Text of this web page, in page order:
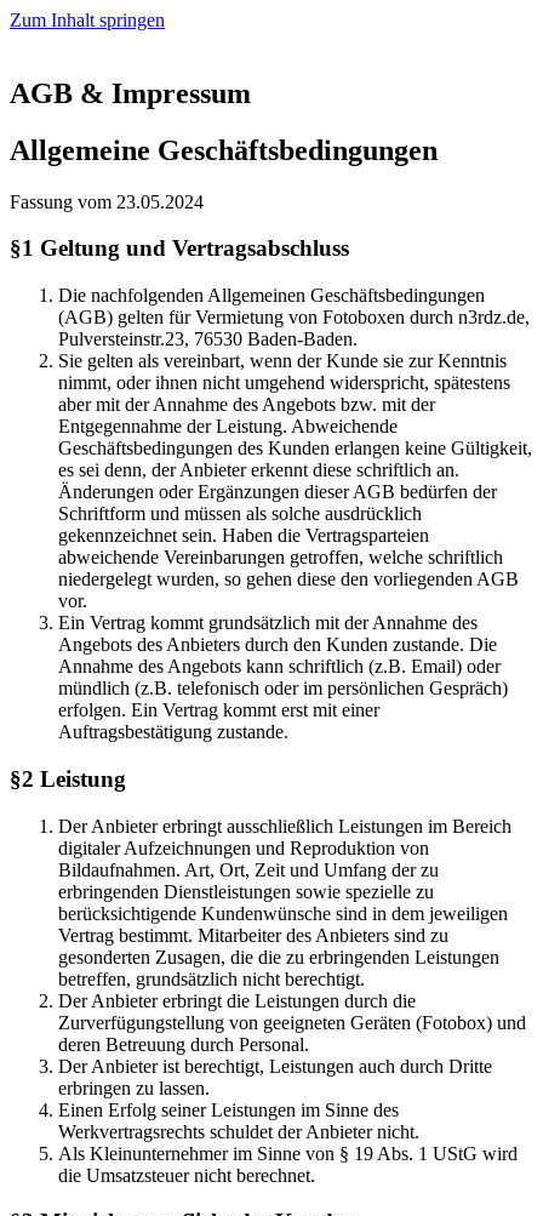
Zum Inhalt springen
AGB & Impressum
Allgemeine Geschäftsbedingungen
Fassung vom 23.05.2024
§1 Geltung und Vertragsabschluss
Die nachfolgenden Allgemeinen Geschäftsbedingungen
(AGB) gelten für Vermietung von Fotoboxen durch n3rdz.de,
Pulversteinstr.23, 76530 Baden-Baden.
Sie gelten als vereinbart, wenn der Kunde sie zur Kenntnis
nimmt, oder ihnen nicht umgehend widerspricht, spätestens
aber mit der Annahme des Angebots bzw. mit der
Entgegennahme der Leistung. Abweichende
Geschäftsbedingungen des Kunden erlangen keine Gültigkeit,
es sei denn, der Anbieter erkennt diese schriftlich an.
Änderungen oder Ergänzungen dieser AGB bedürfen der
Schriftform und müssen als solche ausdrücklich
gekennzeichnet sein. Haben die Vertragsparteien
abweichende Vereinbarungen getroffen, welche schriftlich
niedergelegt wurden, so gehen diese den vorliegenden AGB
vor.
Ein Vertrag kommt grundsätzlich mit der Annahme des
Angebots des Anbieters durch den Kunden zustande. Die
Annahme des Angebots kann schriftlich (z.B. Email) oder
mündlich (z.B. telefonisch oder im persönlichen Gespräch)
erfolgen. Ein Vertrag kommt erst mit einer
Auftragsbestätigung zustande.
§2 Leistung
Der Anbieter erbringt ausschließlich Leistungen im Bereich
digitaler Aufzeichnungen und Reproduktion von
Bildaufnahmen. Art, Ort, Zeit und Umfang der zu
erbringenden Dienstleistungen sowie spezielle zu
berücksichtigende Kundenwünsche sind in dem jeweiligen
Vertrag bestimmt. Mitarbeiter des Anbieters sind zu
gesonderten Zusagen, die die zu erbringenden Leistungen
betreffen, grundsätzlich nicht berechtigt.
Der Anbieter erbringt die Leistungen durch die
Zurverfügungstellung von geeigneten Geräten (Fotobox) und
deren Betreuung durch Personal.
Der Anbieter ist berechtigt, Leistungen auch durch Dritte
erbringen zu lassen.
Einen Erfolg seiner Leistungen im Sinne des
Werkvertragsrechts schuldet der Anbieter nicht.
Als Kleinunternehmer im Sinne von § 19 Abs. 1 UStG wird
die Umsatzsteuer nicht berechnet.